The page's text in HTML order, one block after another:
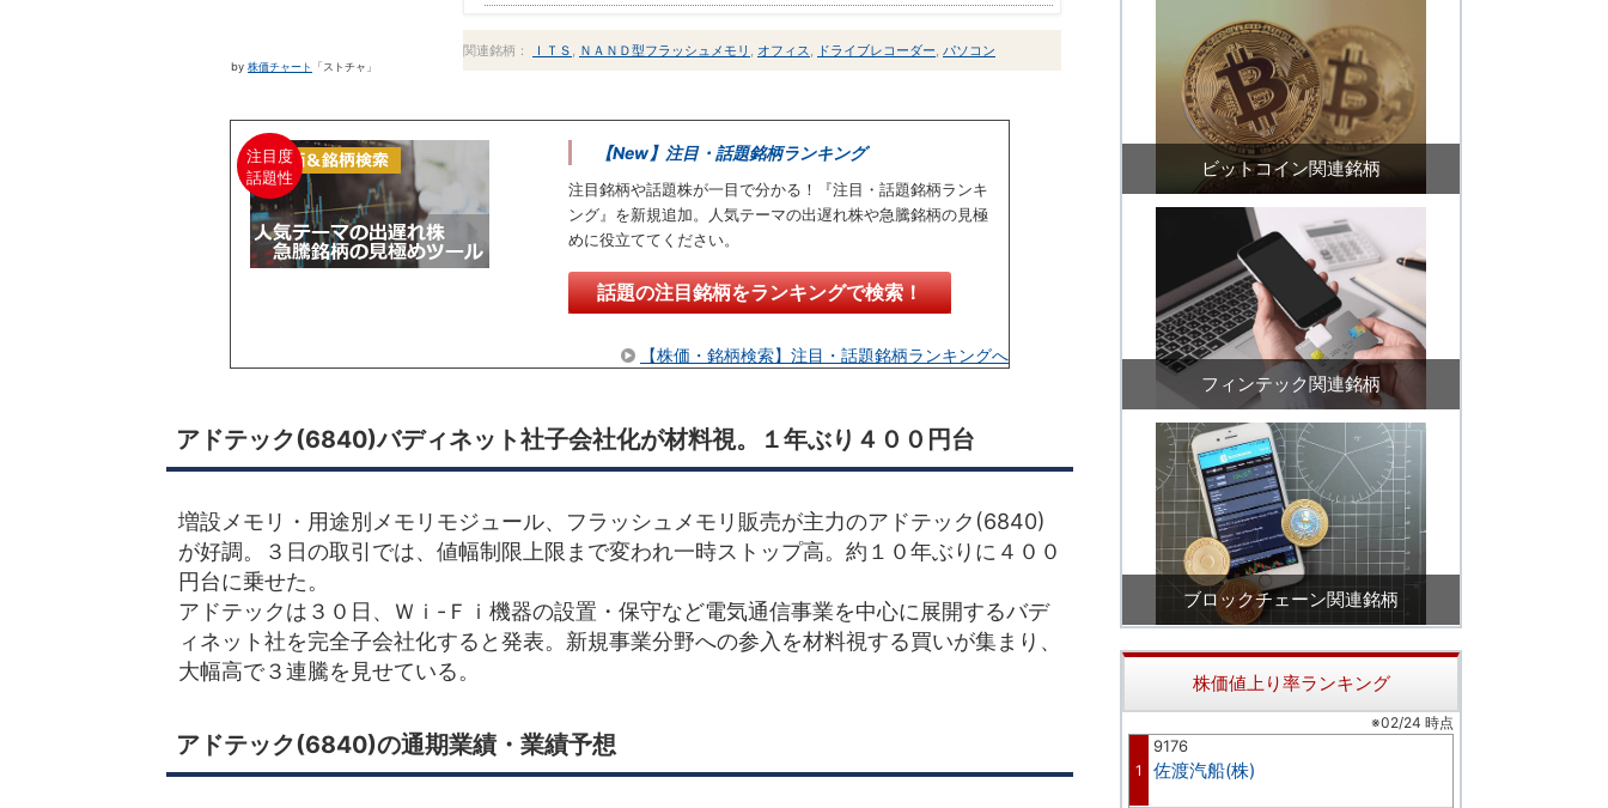
by 株価チャート 「ストチャ」
関連銘柄： ＩＴＳ , ＮＡＮＤ型フラッシュメモリ , オフィス, ドライブレコーダー, パソコン
注目度
話題性
【New】注目・話題銘柄ランキング
注目銘柄や話題株が一目で分かる！『注目・話題銘柄ランキ
ング』を新規追加。人気テーマの出遅れ株や急騰銘柄の見極
めに役立ててください。
話題の注目銘柄をランキングで検索！
【株価・銘柄検索】注目・話題銘柄ランキングへ
アドテック(6840)バディネット社子会社化が材料視。１年ぶり４００円台
増設メモリ・用途別メモリモジュール、フラッシュメモリ販売が主力のアドテック(6840)
が好調。３日の取引では、値幅制限上限まで変われ一時ストップ高。約１０年ぶりに４００
円台に乗せた。
アドテックは３０日、Ｗｉ-Ｆｉ機器の設置・保守など電気通信事業を中心に展開するバデ
ィネット社を完全子会社化すると発表。新規事業分野への参入を材料視する買いが集まり、
大幅高で３連騰を見せている。
アドテック(6840)の通期業績・業績予想
ビットコイン関連銘柄
フィンテック関連銘柄
ブロックチェーン関連銘柄
株価値上り率ランキング
※02/24 時点
1
9176
佐渡汽船(株)